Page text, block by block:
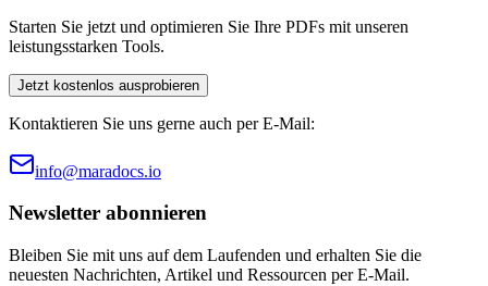
Starten Sie jetzt und optimieren Sie Ihre PDFs mit unseren
leistungsstarken Tools.
Jetzt kostenlos ausprobieren
Kontaktieren Sie uns gerne auch per E-Mail:
info@maradocs.io
Newsletter abonnieren
Bleiben Sie mit uns auf dem Laufenden und erhalten Sie die
neuesten Nachrichten, Artikel und Ressourcen per E-Mail.